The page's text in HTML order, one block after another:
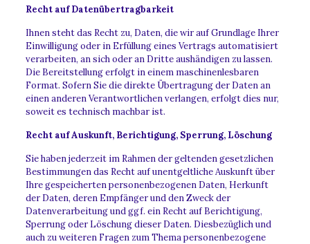
Recht auf Datenübertragbarkeit
Ihnen steht das Recht zu, Daten, die wir auf Grundlage Ihrer
Einwilligung oder in Erfüllung eines Vertrags automatisiert
verarbeiten, an sich oder an Dritte aushändigen zu lassen.
Die Bereitstellung erfolgt in einem maschinenlesbaren
Format. Sofern Sie die direkte Übertragung der Daten an
einen anderen Verantwortlichen verlangen, erfolgt dies nur,
soweit es technisch machbar ist.
Recht auf Auskunft, Berichtigung, Sperrung, Löschung
Sie haben jederzeit im Rahmen der geltenden gesetzlichen
Bestimmungen das Recht auf unentgeltliche Auskunft über
Ihre gespeicherten personenbezogenen Daten, Herkunft
der Daten, deren Empfänger und den Zweck der
Datenverarbeitung und ggf. ein Recht auf Berichtigung,
Sperrung oder Löschung dieser Daten. Diesbezüglich und
auch zu weiteren Fragen zum Thema personenbezogene